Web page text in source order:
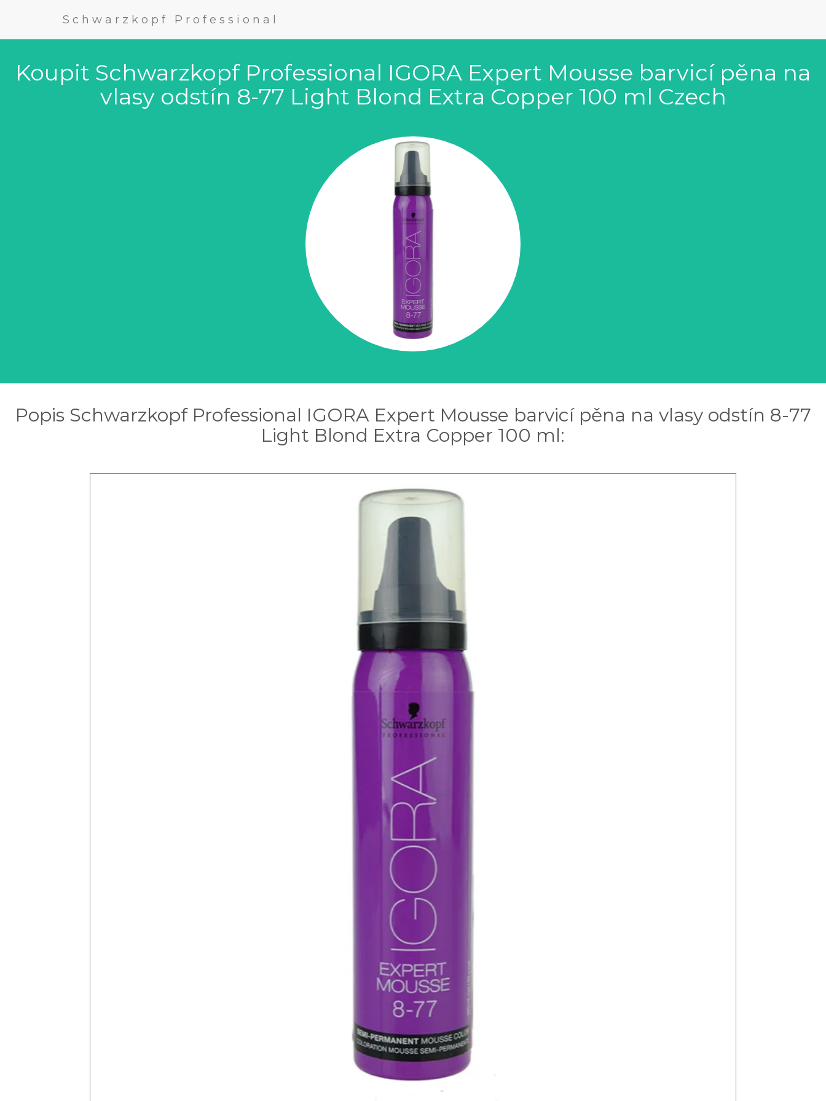
Schwarzkopf Professional
Koupit Schwarzkopf Professional IGORA Expert Mousse barvicí pěna na
vlasy odstín 8-77 Light Blond Extra Copper 100 ml Czech
Popis Schwarzkopf Professional IGORA Expert Mousse barvicí pěna na vlasy odstín 8-77
Light Blond Extra Copper 100 ml: